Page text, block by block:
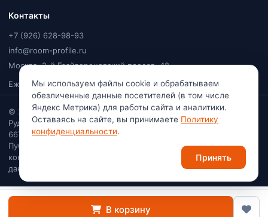
В корзину
Контакты
+7 (926) 628-98-93
info@room-profile.ru
Москва, 2-й Грайвороновский проезд, 48
Ежедневно, 9:00–20:00
© 2026Room Profile. Все права защищены. Ваулин Константин
Рудольфович · Самозанятый (плательщик НПД) · ИНН
667113741222
Публичная оферта
конфиденциальности
Согласие на обработку персональных
данных
Мы используем файлы cookie и обрабатываем
обезличенные данные посетителей (в том числе
Яндекс Метрика) для работы сайта и аналитики.
Оставаясь на сайте, вы принимаете Политику
конфиденциальности.
Принять